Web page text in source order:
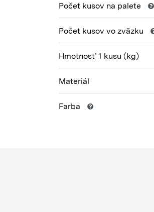
Počet kusov na palete
Počet kusov vo zväzku
Hmotnosť 1 kusu (kg)
Materiál
Farba